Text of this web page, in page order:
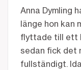
Anna Dymling
länge hon kan
flyttade till ett
sedan fick det
fullständigt.